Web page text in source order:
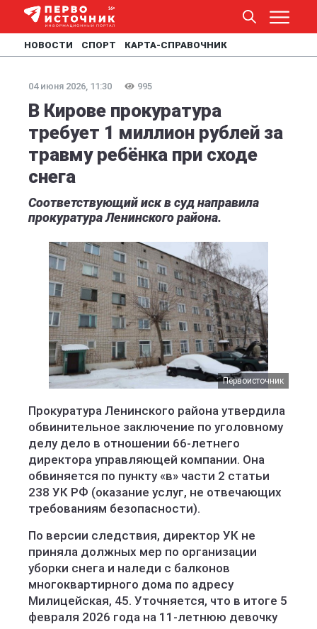
НОВОСТИ СПОРТ КАРТА-СПРАВОЧНИК
04 июня 2026, 11:30 995
В Кирове прокуратура
требует 1 миллион рублей за
травму ребёнка при сходе
снега
Соответствующий иск в суд направила
прокуратура Ленинского района.
Первоисточник
Прокуратура Ленинского района утвердила
обвинительное заключение по уголовному
делу дело в отношении 66-летнего
директора управляющей компании. Она
обвиняется по пункту «в» части 2 статьи
238 УК РФ (оказание услуг, не отвечающих
требованиям безопасности).
По версии следствия, директор УК не
приняла должных мер по организации
уборки снега и наледи с балконов
многоквартирного дома по адресу
Милицейская, 45. Уточняется, что в итоге 5
февраля 2026 года на 11-летнюю девочку